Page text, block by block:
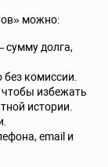
можно:
сумму долга,
комиссии.
избежать
истории.
email и